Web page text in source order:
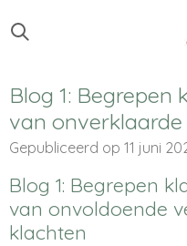
direct
de
hoofdinhoud
Blog 1: Begrepen
van
Gepubliceerd op 11 juni
Blog 1: Begrepen
van onvoldoende
klachten